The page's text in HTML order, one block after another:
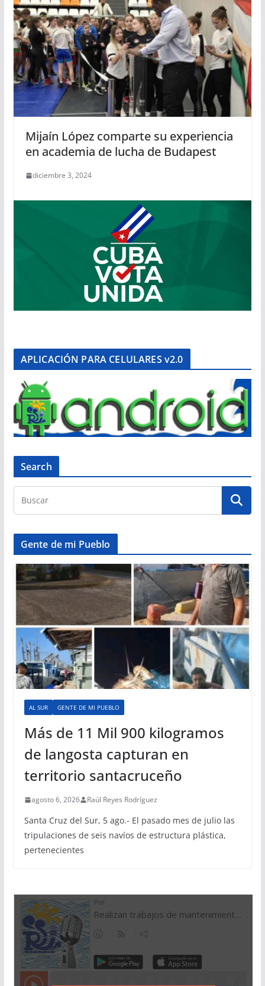
Mijaín López comparte su experiencia
en academia de lucha de Budapest
diciembre 3, 2024
APLICACIÓN PARA CELULARES v2.0
Search
Gente de mi Pueblo
AL SUR GENTE DE MI PUEBLO
Más de 11 Mil 900 kilogramos
de langosta capturan en
territorio santacruceño
agosto 6, 2026 Raúl Reyes Rodríguez
Santa Cruz del Sur, 5 ago.- El pasado mes de julio las
tripulaciones de seis navíos de estructura plástica,
pertenecientes